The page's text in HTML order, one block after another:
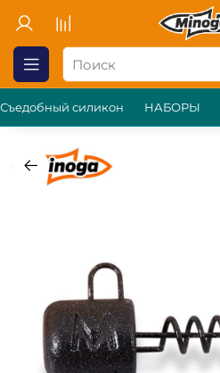
Съедобный силикон НАБОРЫ